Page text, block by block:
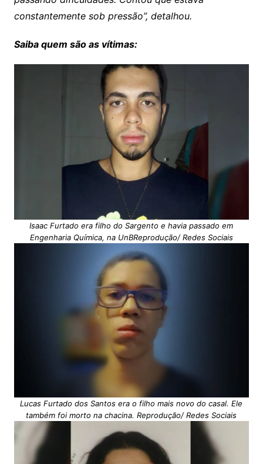
constantemente sob pressão”, detalhou.
Saiba quem são as vítimas:
Isaac Furtado era filho do Sargento e havia passado em
Engenharia Química, na UnBReprodução/ Redes Sociais
Lucas Furtado dos Santos era o filho mais novo do casal. Ele
também foi morto na chacina. Reprodução/ Redes Sociais